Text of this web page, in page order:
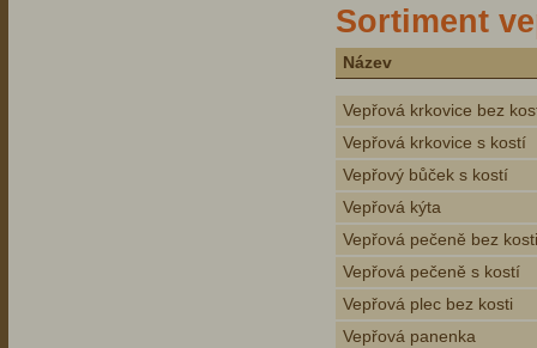
Sortiment
Název
Vepřová krkovice bez
Vepřová krkovice s kostí
Vepřový bůček s kostí
Vepřová kýta
Vepřová pečeně bez kosti
Vepřová pečeně s kostí
Vepřová plec bez kosti
Vepřová panenka